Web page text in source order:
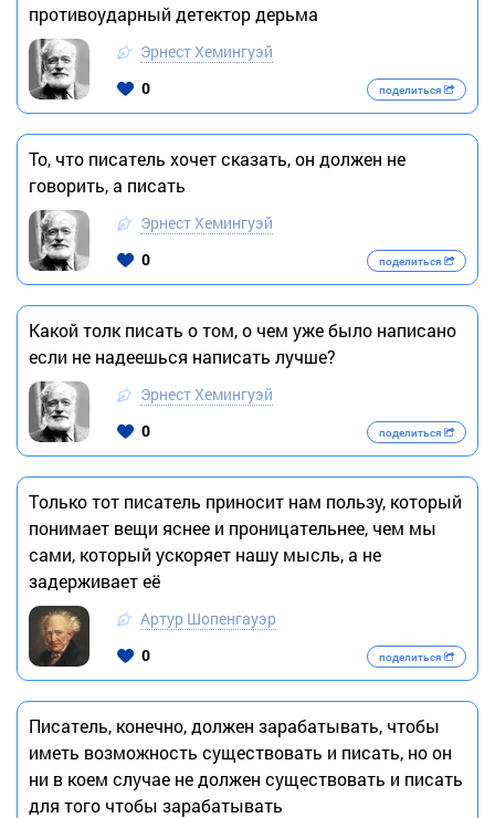
противоударный детектор дерьма
Эрнест Хемингуэй
0
поделиться
То, что писатель хочет сказать, он должен не
говорить, а писать
Эрнест Хемингуэй
0
поделиться
Какой толк писать о том, о чем уже было написано
если не надеешься написать лучше?
Эрнест Хемингуэй
0
поделиться
Tолько тот писатель приносит нам пользу, который
понимает вещи яснее и проницательнее, чем мы
сами, который ускоряет нашу мысль, а не
задерживает её
Артур Шопенгауэр
0
поделиться
Писатель, конечно, должен зарабатывать, чтобы
иметь возможность существовать и писать, но он
ни в коем случае не должен существовать и писать
для того чтобы зарабатывать